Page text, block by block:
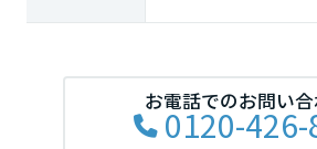
お電話でのお問い
0120-